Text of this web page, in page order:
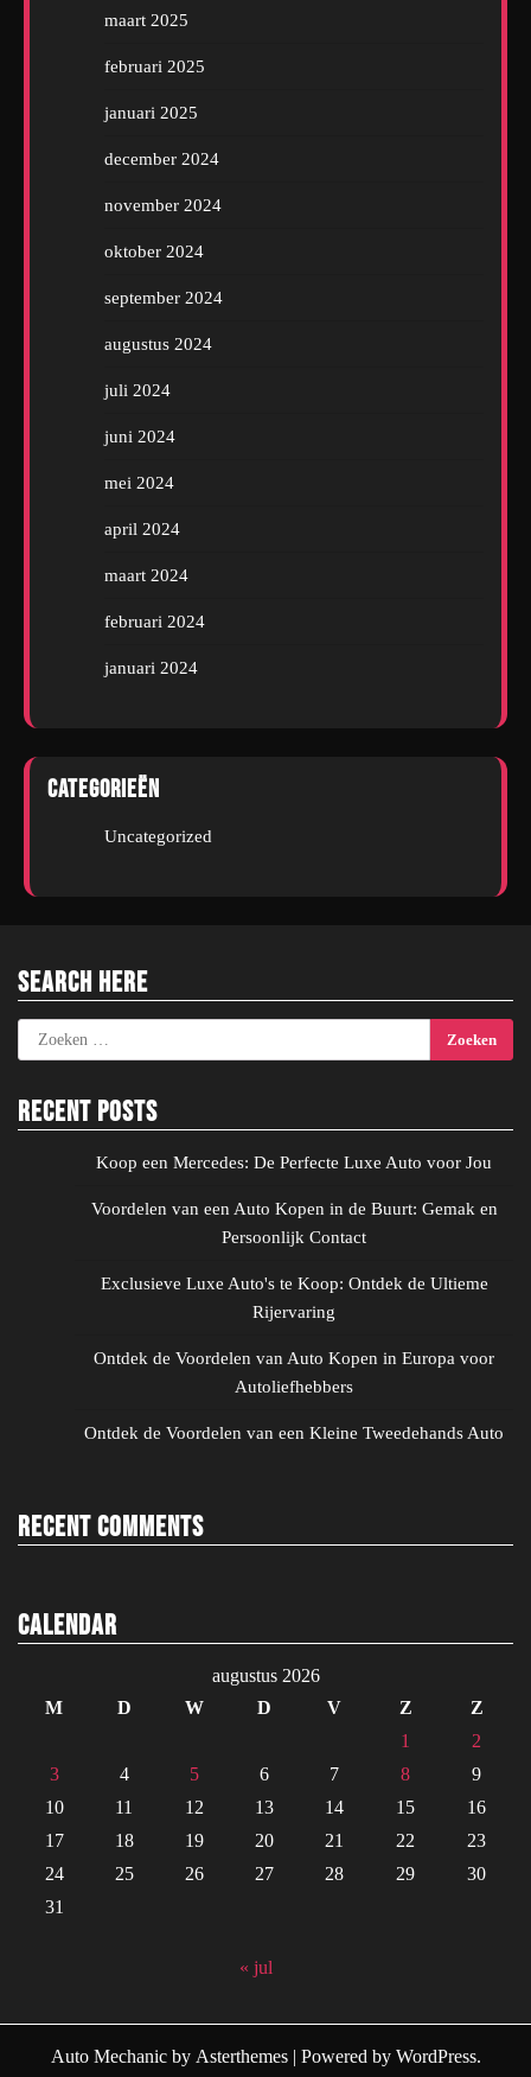
maart 2025
februari 2025
januari 2025
december 2024
november 2024
oktober 2024
september 2024
augustus 2024
juli 2024
juni 2024
mei 2024
april 2024
maart 2024
februari 2024
januari 2024
Categorieën
Uncategorized
Search Here
Zoeken
naar:
Recent Posts
Koop een Mercedes: De Perfecte Luxe Auto voor Jou
Voordelen van een Auto Kopen in de Buurt: Gemak en
Persoonlijk Contact
Exclusieve Luxe Auto's te Koop: Ontdek de Ultieme
Rijervaring
Ontdek de Voordelen van Auto Kopen in Europa voor
Autoliefhebbers
Ontdek de Voordelen van een Kleine Tweedehands Auto
Recent Comments
Calendar
augustus 2026
M
D W D V Z
Z
1
2
3
4 5 6 7 8
9
10
11 12 13 14 15
16
17
18 19 20 21 22
23
24
25 26 27 28 29
30
31
« jul
Auto Mechanicby Asterthemes| Powered by WordPress.